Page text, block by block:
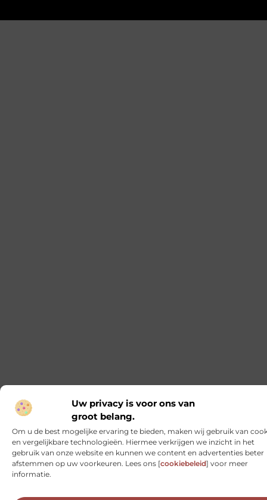
Uw privacy is voor ons van
groot belang.
Om u de best mogelijke ervaring te bieden, maken wij gebruik van
en vergelijkbare technologieën. Hiermee verkrijgen we inzicht in het
gebruik van onze website en kunnen we content en advertenties beter
afstemmen op uw voorkeuren. Lees ons [cookiebeleid] voor meer
informatie.